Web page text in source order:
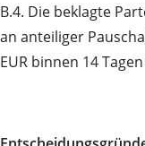
B.4. Die beklagte
an anteiliger
EUR binnen 14